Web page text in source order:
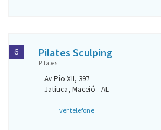
Pilates Sculping
Pilates
Av Pio XII, 397
Jatiuca, Maceió - AL
ver telefone
6